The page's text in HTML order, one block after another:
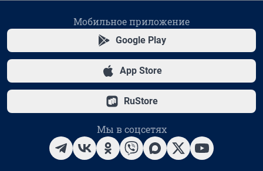
Мобильное приложение
Google Play
App Store
RuStore
Мы в соцсетях